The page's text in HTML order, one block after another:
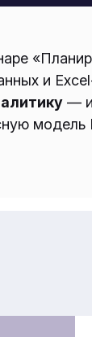
и
— и